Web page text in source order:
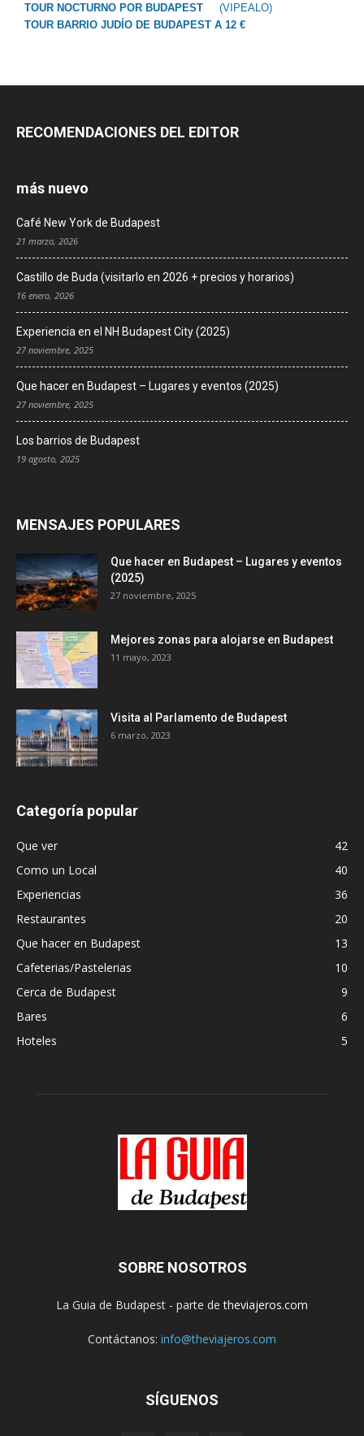
TOUR NOCTURNO POR BUDAPEST
(VIPEALO)
TOUR BARRIO JUDÍO DE BUDAPEST A 12 €
RECOMENDACIONES DEL EDITOR
más nuevo
Café New York de Budapest
21 marzo, 2026
Castillo de Buda (visitarlo en 2026 + precios y horarios)
16 enero, 2026
Experiencia en el NH Budapest City (2025)
27 noviembre, 2025
Que hacer en Budapest – Lugares y eventos (2025)
27 noviembre, 2025
Los barrios de Budapest
19 agosto, 2025
MENSAJES POPULARES
Que hacer en Budapest – Lugares y eventos
(2025)
27 noviembre, 2025
Mejores zonas para alojarse en Budapest
11 mayo, 2023
Visita al Parlamento de Budapest
6 marzo, 2023
Categoría popular
Que ver
42
Como un Local
40
Experiencias
36
Restaurantes
20
Que hacer en Budapest
13
Cafeterias/Pastelerias
10
Cerca de Budapest
9
Bares
6
Hoteles
5
SOBRE NOSOTROS
La Guia de Budapest - parte detheviajeros.com
Contáctanos: info@theviajeros.com
SÍGUENOS